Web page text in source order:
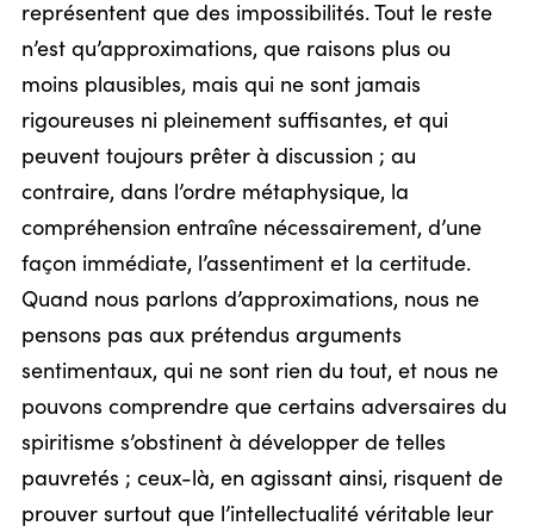
représentent que des impossibilités. Tout le reste
n’est qu’approximations, que raisons plus ou
moins plausibles, mais qui ne sont jamais
rigoureuses ni pleinement suffisantes, et qui
peuvent toujours prêter à discussion ; au
contraire, dans l’ordre métaphysique, la
compréhension entraîne nécessairement, d’une
façon immédiate, l’assentiment et la certitude.
Quand nous parlons d’approximations, nous ne
pensons pas aux prétendus arguments
sentimentaux, qui ne sont rien du tout, et nous ne
pouvons comprendre que certains adversaires du
spiritisme s’obstinent à développer de telles
pauvretés ; ceux-là, en agissant ainsi, risquent de
prouver surtout que l’intellectualité véritable leur